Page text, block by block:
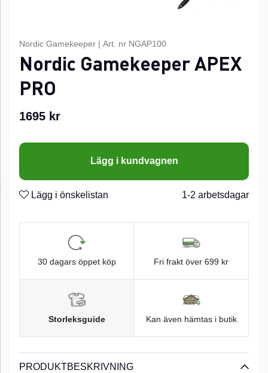
Nordic Gamekeeper | Art. nr NGAP100
Nordic Gamekeeper APEX
PRO
1695 kr
Lägg i kundvagnen
Lägg i önskelistan 1-2 arbetsdagar
30 dagars öppet köp Fri frakt över 699 kr
Storleksguide Kan även hämtas i butik
PRODUKTBESKRIVNING